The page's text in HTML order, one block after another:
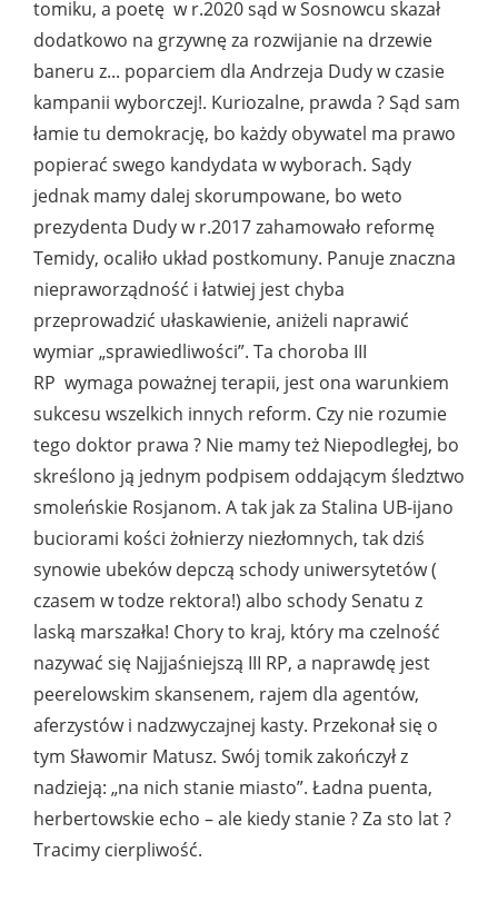
tomiku, a poetę w r.2020 sąd w Sosnowcu skazał
dodatkowo na grzywnę za rozwijanie na drzewie
baneru z... poparciem dla Andrzeja Dudy w czasie
kampanii wyborczej!. Kuriozalne, prawda ? Sąd sam
łamie tu demokrację, bo każdy obywatel ma prawo
popierać swego kandydata w wyborach. Sądy
jednak mamy dalej skorumpowane, bo weto
prezydenta Dudy w r.2017 zahamowało reformę
Temidy, ocaliło układ postkomuny. Panuje znaczna
niepraworządność i łatwiej jest chyba
przeprowadzić ułaskawienie, aniżeli naprawić
wymiar „sprawiedliwości”. Ta choroba III
RP wymaga poważnej terapii, jest ona warunkiem
sukcesu wszelkich innych reform. Czy nie rozumie
tego doktor prawa ? Nie mamy też Niepodległej, bo
skreślono ją jednym podpisem oddającym śledztwo
smoleńskie Rosjanom. A tak jak za Stalina UB-ijano
buciorami kości żołnierzy niezłomnych, tak dziś
synowie ubeków depczą schody uniwersytetów (
czasem w todze rektora!) albo schody Senatu z
laską marszałka! Chory to kraj, który ma czelność
nazywać się Najjaśniejszą III RP, a naprawdę jest
peerelowskim skansenem, rajem dla agentów,
aferzystów i nadzwyczajnej kasty. Przekonał się o
tym Sławomir Matusz. Swój tomik zakończył z
nadzieją: „na nich stanie miasto”. Ładna puenta,
herbertowskie echo – ale kiedy stanie ? Za sto lat ?
Tracimy cierpliwość.